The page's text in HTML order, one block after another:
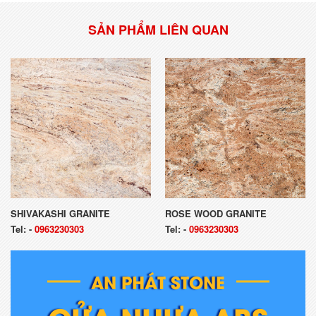
SẢN PHẨM LIÊN QUAN
SHIVAKASHI GRANITE
Tel: - 0963230303
ROSE WOOD GRANITE
Tel: - 0963230303
AN PHÁT STONE